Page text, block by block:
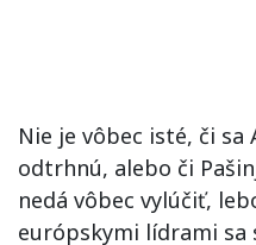
Nie je vôbec isté, či sa
odtrhnú, alebo či
nedá vôbec vylúčiť,
európskymi lídrami sa